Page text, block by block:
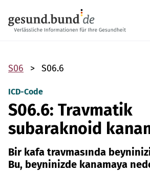
S06 S06.6
ICD-Code
S06.6: Travmatik
subaraknoid
Bir kafa travmasında
Bu, beyninizde kanamaya